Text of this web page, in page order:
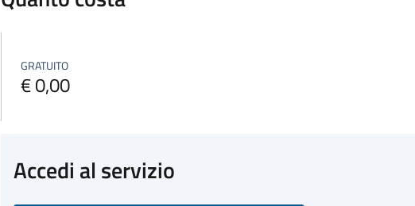
GRATUITO
€ 0,00
Accedi al servizio